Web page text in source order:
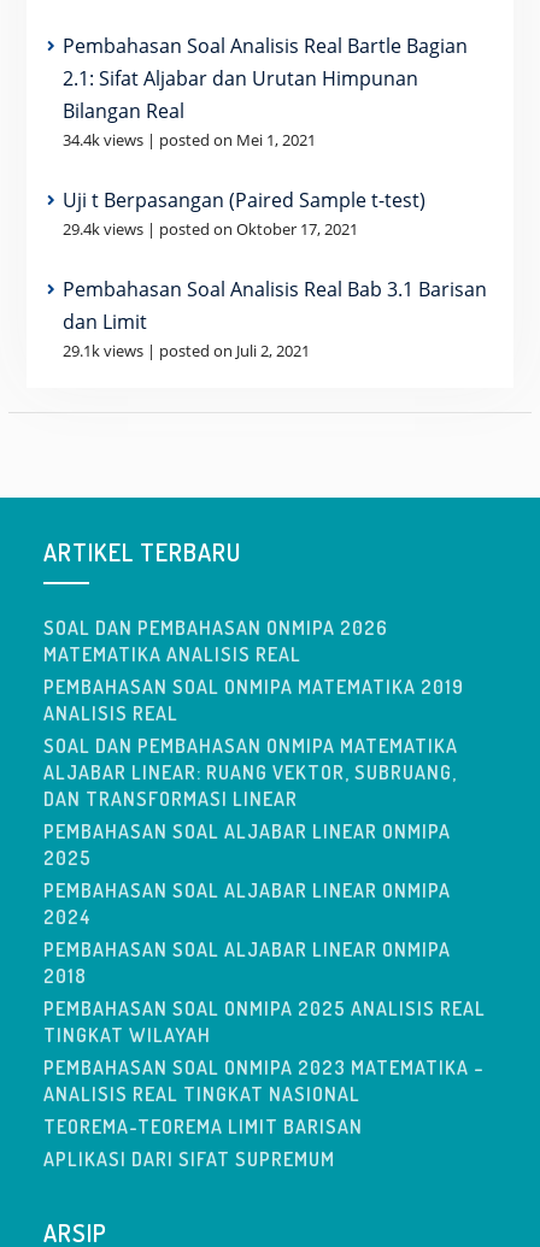
Pembahasan Soal Analisis Real Bartle Bagian
2.1: Sifat Aljabar dan Urutan Himpunan
Bilangan Real
34.4k views| posted on Mei 1, 2021
Uji t Berpasangan (Paired Sample t-test)
29.4k views| posted on Oktober 17, 2021
Pembahasan Soal Analisis Real Bab 3.1 Barisan
dan Limit
29.1k views| posted on Juli 2, 2021
ARTIKEL TERBARU
SOAL DAN PEMBAHASAN ONMIPA 2026
MATEMATIKA ANALISIS REAL
PEMBAHASAN SOAL ONMIPA MATEMATIKA 2019
ANALISIS REAL
SOAL DAN PEMBAHASAN ONMIPA MATEMATIKA
ALJABAR LINEAR: RUANG VEKTOR, SUBRUANG,
DAN TRANSFORMASI LINEAR
PEMBAHASAN SOAL ALJABAR LINEAR ONMIPA
2025
PEMBAHASAN SOAL ALJABAR LINEAR ONMIPA
2024
PEMBAHASAN SOAL ALJABAR LINEAR ONMIPA
2018
PEMBAHASAN SOAL ONMIPA 2025 ANALISIS REAL
TINGKAT WILAYAH
PEMBAHASAN SOAL ONMIPA 2023 MATEMATIKA –
ANALISIS REAL TINGKAT NASIONAL
TEOREMA-TEOREMA LIMIT BARISAN
APLIKASI DARI SIFAT SUPREMUM
ARSIP